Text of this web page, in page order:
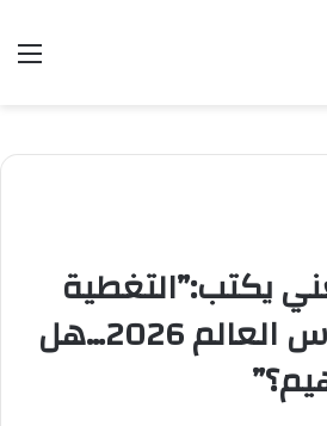
يكتب:”التغطية
الإعلامية لكأس العالم 2026…هل